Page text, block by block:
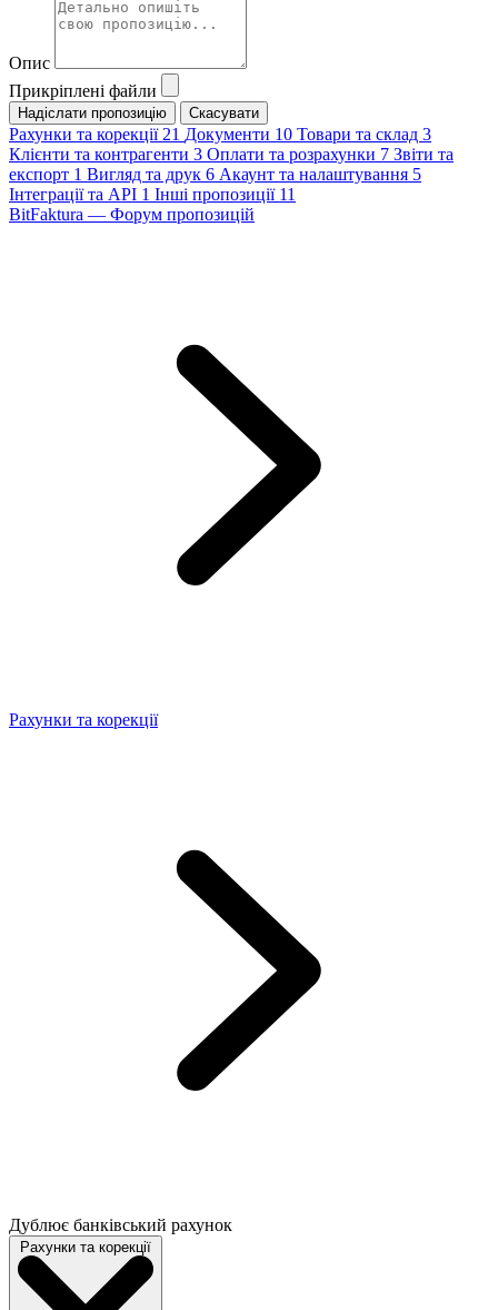
Опис
Прикріплені файли
Скасувати
Рахунки та корекції 21 Документи 10 Товари та склад 3
Клієнти та контрагенти 3 Оплати та розрахунки 7 Звіти та
експорт 1 Вигляд та друк 6 Акаунт та налаштування 5
Інтеграції та API 1 Інші пропозиції 11
BitFaktura — Форум пропозицій
Рахунки та корекції
Дублює банківський рахунок
Рахунки та корекції